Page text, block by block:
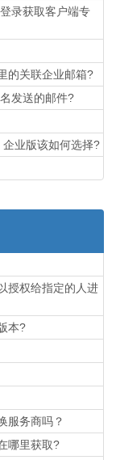
录获取客户端专
的关联企业邮箱?
发送的邮件?
业版该如何选择?
授权给指定的人进
本?
服务商吗？
哪里获取?